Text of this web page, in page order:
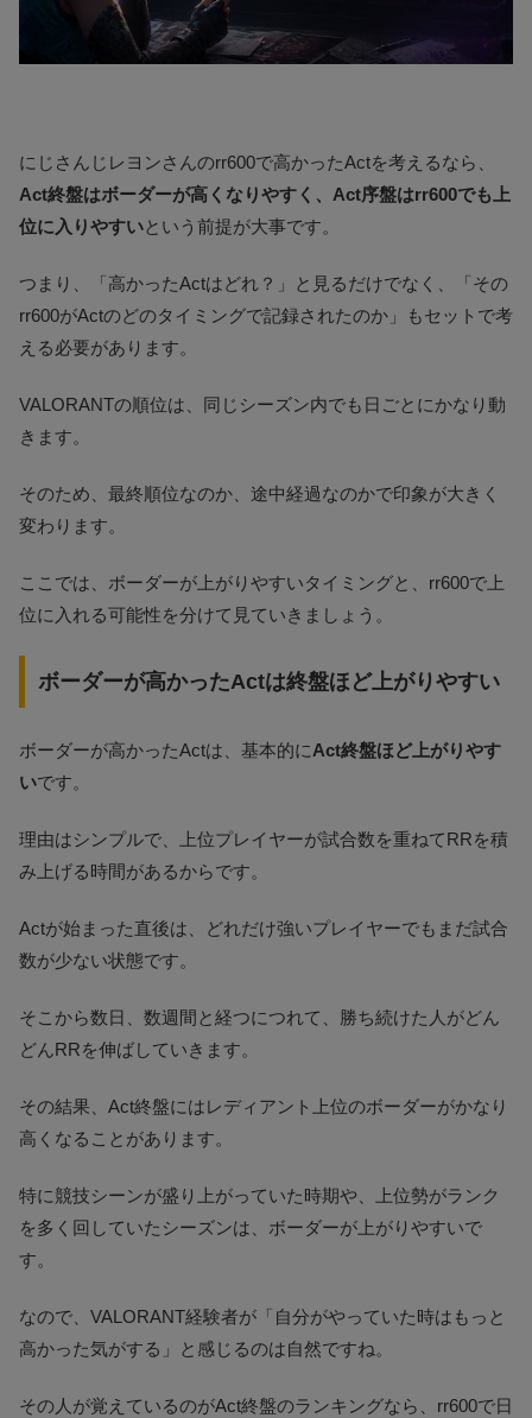
にじさんじレヨンさんのrr600で高かったActを考えるなら、
Act終盤はボーダーが高くなりやすく、Act序盤はrr600でも上
位に入りやすいという前提が大事です。
つまり、「高かったActはどれ？」と見るだけでなく、「その
rr600がActのどのタイミングで記録されたのか」もセットで考
える必要があります。
VALORANTの順位は、同じシーズン内でも日ごとにかなり動
きます。
そのため、最終順位なのか、途中経過なのかで印象が大きく
変わります。
ここでは、ボーダーが上がりやすいタイミングと、rr600で上
位に入れる可能性を分けて見ていきましょう。
ボーダーが高かったActは終盤ほど上がりやすい
ボーダーが高かったActは、基本的にAct終盤ほど上がりやす
いです。
理由はシンプルで、上位プレイヤーが試合数を重ねてRRを積
み上げる時間があるからです。
Actが始まった直後は、どれだけ強いプレイヤーでもまだ試合
数が少ない状態です。
そこから数日、数週間と経つにつれて、勝ち続けた人がどん
どんRRを伸ばしていきます。
その結果、Act終盤にはレディアント上位のボーダーがかなり
高くなることがあります。
特に競技シーンが盛り上がっていた時期や、上位勢がランク
を多く回していたシーズンは、ボーダーが上がりやすいで
す。
なので、VALORANT経験者が「自分がやっていた時はもっと
高かった気がする」と感じるのは自然ですね。
その人が覚えているのがAct終盤のランキングなら、rr600で日